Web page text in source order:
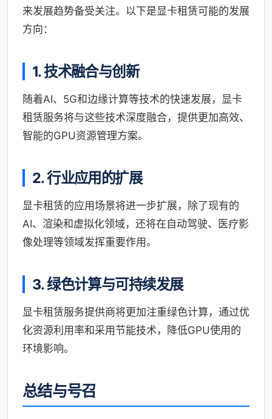
来发展趋势备受关注。以下是显卡租赁可能的发展
方向：
1. 技术融合与创新
随着AI、5G和边缘计算等技术的快速发展，显卡
租赁服务将与这些技术深度融合，提供更加高效、
智能的GPU资源管理方案。
2. 行业应用的扩展
显卡租赁的应用场景将进一步扩展，除了现有的
AI、渲染和虚拟化领域，还将在自动驾驶、医疗影
像处理等领域发挥重要作用。
3. 绿色计算与可持续发展
显卡租赁服务提供商将更加注重绿色计算，通过优
化资源利用率和采用节能技术，降低GPU使用的
环境影响。
总结与号召